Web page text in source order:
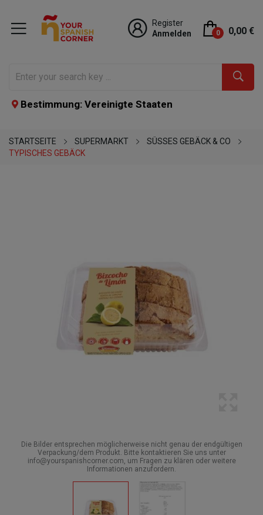
Register
Anmelden
0 0,00 €
Bestimmung: Vereinigte Staaten
STARTSEITE SUPERMARKT
SÜSSES GEBÄCK & CO
TYPISCHES GEBÄCK
Die Bilder entsprechen möglicherweise nicht genau der endgültigen
Verpackung/dem Produkt. Bitte kontaktieren Sie uns unter
info@yourspanishcorner.com, um Fragen zu klären oder weitere
Informationen anzufordern.